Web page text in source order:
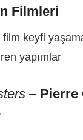
Filmleri
keyfi
yapımlar
– Pierre